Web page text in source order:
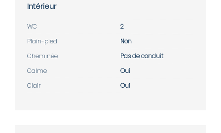
Intérieur
WC
2
Plain-pied
Non
Cheminée
Pas de conduit
Calme
Oui
Clair
Oui